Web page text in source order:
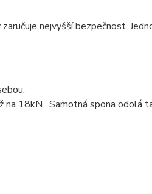
nejvyšší bezpečnost.
18kN . Samotná spona odolá